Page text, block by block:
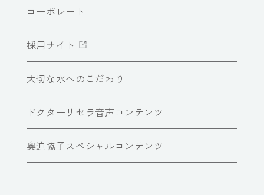
コーポレート
採用サイト
大切な水へのこだわり
ドクターリセラ音声コンテンツ
奥迫協子スペシャルコンテンツ